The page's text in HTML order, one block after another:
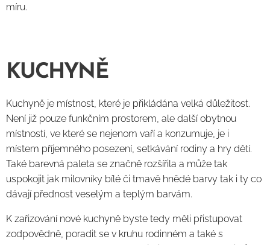
míru.
KUCHYNĚ
Kuchyně je místnost, které je přikládána velká důležitost.
Není již pouze funkčním prostorem, ale další obytnou
místností, ve které se nejenom vaří a konzumuje, je i
místem příjemného posezení, setkávání rodiny a hry dětí.
Také barevná paleta se značně rozšířila a může tak
uspokojit jak milovníky bílé či tmavě hnědé barvy tak i ty co
dávají přednost veselým a teplým barvám.
K zařizování nové kuchyně byste tedy měli přistupovat
zodpovědně, poradit se v kruhu rodinném a také s